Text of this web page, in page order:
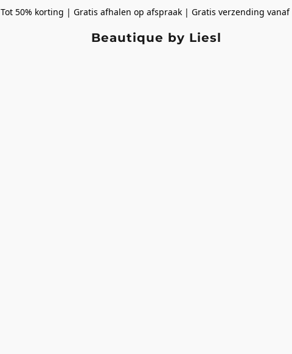
Tot 50% korting | Gratis afhalen op afspraak | Gratis verzending vanaf
Beautique by Liesl